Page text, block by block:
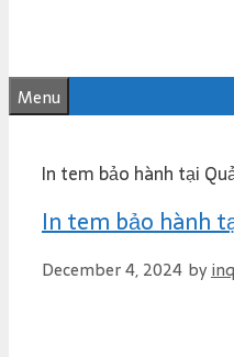
e
nMenu
In tem bảo hành tại
In tem bảo hành
December 4, 2024 by